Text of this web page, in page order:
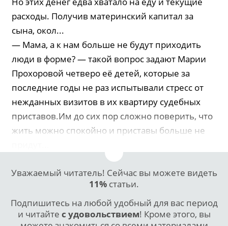
расходы. Получив материнский капитал за
сына, окол...
— Мама, а к нам больше не будут приходить
люди в форме? — такой вопрос задают Марии
Прохоровой четверо её детей, которые за
последние годы не раз испытывали стресс от
нежданных визитов в их квартиру судебных
приставов.Им до сих пор сложно поверить, что
жить можно спокойно и приставы больше не
Уважаемый читатель! Сейчас вы можете видеть
11% статьи.
Подпишитесь на любой удобный для вас период
и читайте с удовольствием! Кроме этого, вы